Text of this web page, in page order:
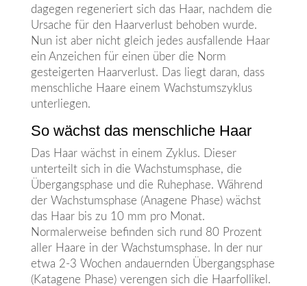
dagegen regeneriert sich das Haar, nachdem die
Ursache für den Haarverlust behoben wurde.
Nun ist aber nicht gleich jedes ausfallende Haar
ein Anzeichen für einen über die Norm
gesteigerten Haarverlust. Das liegt daran, dass
menschliche Haare einem Wachstumszyklus
unterliegen.
So wächst das menschliche Haar
Das Haar wächst in einem Zyklus. Dieser
unterteilt sich in die Wachstumsphase, die
Übergangsphase und die Ruhephase. Während
der Wachstumsphase (Anagene Phase) wächst
das Haar bis zu 10 mm pro Monat.
Normalerweise befinden sich rund 80 Prozent
aller Haare in der Wachstumsphase. In der nur
etwa 2-3 Wochen andauernden Übergangsphase
(Katagene Phase) verengen sich die Haarfollikel.